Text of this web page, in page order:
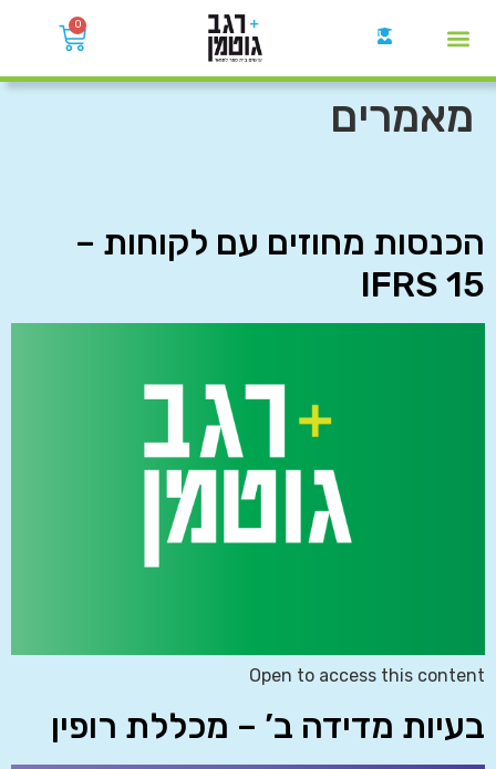
0
מאמרים
הכנסות מחוזים עם לקוחות –
IFRS 15
Open to access this content
בעיות מדידה ב’ – מכללת רופין